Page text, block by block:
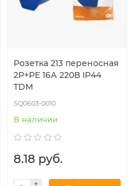
Розетка 213 переносная
2Р+РЕ 16А 220В IP44
TDM
SQ0603-0010
В наличии
8.18 руб.